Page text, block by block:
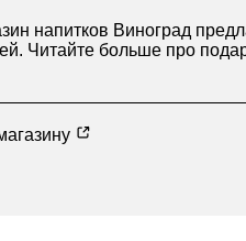
напитков Виноград
Читайте больше про